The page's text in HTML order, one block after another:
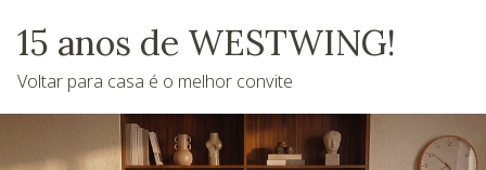
15 anos de WESTWING!
Voltar para casa é o melhor convite